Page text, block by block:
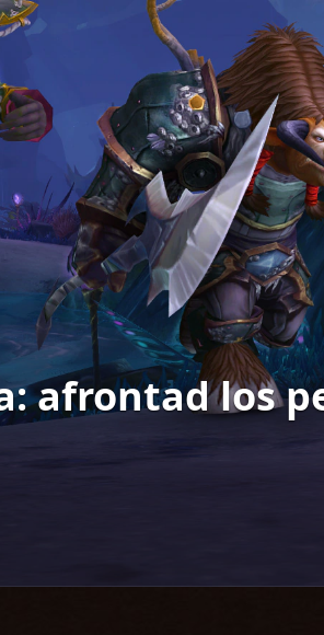
afrontad los